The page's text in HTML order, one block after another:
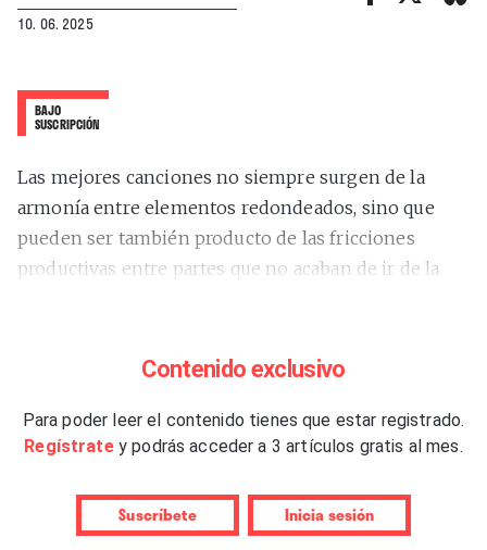
10. 06. 2025
BAJO
SUSCRIPCIÓN
Las mejores canciones no siempre surgen de la
armonía entre elementos redondeados, sino que
pueden ser también producto de las fricciones
productivas entre partes que no acaban de ir de la
inasible y lo mágico, se entregancaroline
revelador“caroline” (2022). Si antes podíamos
situarlos en la intersección de folk, emo y post-rock,
empezamos a meditar sobre cómo describir lo
desconocido.
Contenido exclusivo
Para poder leer el contenido tienes que estar registrado.
Regístrate y podrás acceder a 3 artículos gratis al mes.
Suscríbete Inicia sesión